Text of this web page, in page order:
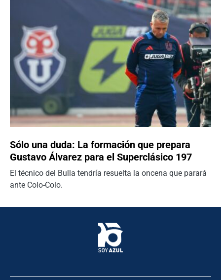
Sólo una duda: La formación que prepara
Gustavo Álvarez para el Superclásico 197
El técnico del Bulla tendría resuelta la oncena que parará
ante Colo-Colo.